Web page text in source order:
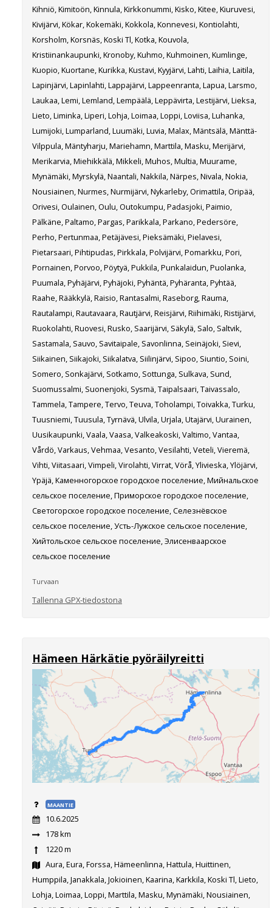
Kihniö, Kimitoön, Kinnula, Kirkkonummi, Kisko, Kitee, Kiuruvesi,
Kivijärvi, Kökar, Kokemäki, Kokkola, Konnevesi, Kontiolahti,
Korsholm, Korsnäs, Koski Tl, Kotka, Kouvola,
Kristiinankaupunki, Kronoby, Kuhmo, Kuhmoinen, Kumlinge,
Kuopio, Kuortane, Kurikka, Kustavi, Kyyjärvi, Lahti, Laihia, Laitila,
Lapinjärvi, Lapinlahti, Lappajärvi, Lappeenranta, Lapua, Larsmo,
Laukaa, Lemi, Lemland, Lempäälä, Leppävirta, Lestijärvi, Lieksa,
Lieto, Liminka, Liperi, Lohja, Loimaa, Loppi, Loviisa, Luhanka,
Lumijoki, Lumparland, Luumäki, Luvia, Malax, Mäntsälä, Mänttä-
Vilppula, Mäntyharju, Mariehamn, Marttila, Masku, Merijärvi,
Merikarvia, Miehikkälä, Mikkeli, Muhos, Multia, Muurame,
Mynämäki, Myrskylä, Naantali, Nakkila, Närpes, Nivala, Nokia,
Nousiainen, Nurmes, Nurmijärvi, Nykarleby, Orimattila, Oripää,
Orivesi, Oulainen, Oulu, Outokumpu, Padasjoki, Paimio,
Pälkäne, Paltamo, Pargas, Parikkala, Parkano, Pedersöre,
Perho, Pertunmaa, Petäjävesi, Pieksämäki, Pielavesi,
Pietarsaari, Pihtipudas, Pirkkala, Polvijärvi, Pomarkku, Pori,
Pornainen, Porvoo, Pöytyä, Pukkila, Punkalaidun, Puolanka,
Puumala, Pyhäjärvi, Pyhäjoki, Pyhäntä, Pyhäranta, Pyhtää,
Raahe, Rääkkylä, Raisio, Rantasalmi, Raseborg, Rauma,
Rautalampi, Rautavaara, Rautjärvi, Reisjärvi, Riihimäki, Ristijärvi,
Ruokolahti, Ruovesi, Rusko, Saarijärvi, Säkylä, Salo, Saltvik,
Sastamala, Sauvo, Savitaipale, Savonlinna, Seinäjoki, Sievi,
Siikainen, Siikajoki, Siikalatva, Siilinjärvi, Sipoo, Siuntio, Soini,
Somero, Sonkajärvi, Sotkamo, Sottunga, Sulkava, Sund,
Suomussalmi, Suonenjoki, Sysmä, Taipalsaari, Taivassalo,
Tammela, Tampere, Tervo, Teuva, Toholampi, Toivakka, Turku,
Tuusniemi, Tuusula, Tyrnävä, Ulvila, Urjala, Utajärvi, Uurainen,
Uusikaupunki, Vaala, Vaasa, Valkeakoski, Valtimo, Vantaa,
Vårdö, Varkaus, Vehmaa, Vesanto, Vesilahti, Veteli, Vieremä,
Vihti, Viitasaari, Vimpeli, Virolahti, Virrat, Vörå, Ylivieska, Ylöjärvi,
Ypäjä, Каменногорское городское поселение, Мийнальское
сельское поселение, Приморское городское поселение,
Светогорское городское поселение, Селезнёвское
сельское поселение, Усть-Лужское сельское поселение,
Хийтольское сельское поселение, Элисенваарское
сельское поселение
Turvaan
Tallenna GPX-tiedostona
Hämeen Härkätie pyöräilyreitti
MAANTIE
10.6.2025
178 km
1220 m
Aura, Eura, Forssa, Hämeenlinna, Hattula, Huittinen,
Humppila, Janakkala, Jokioinen, Kaarina, Karkkila, Koski Tl, Lieto,
Lohja, Loimaa, Loppi, Marttila, Masku, Mynämäki, Nousiainen,